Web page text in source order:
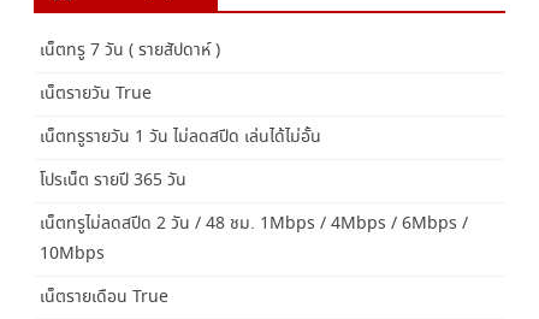
เน็ตทรู 7 วัน ( รายสัปดาห์ )
เน็ตรายวัน True
เน็ตทรูรายวัน 1 วัน ไม่ลดสปีด เล่นได้ไม่อั้น
โปรเน็ต รายปี 365 วัน
เน็ตทรูไม่ลดสปีด 2 วัน / 48 ชม. 1Mbps / 4Mbps / 6Mbps /
10Mbps
เน็ตรายเดือน True